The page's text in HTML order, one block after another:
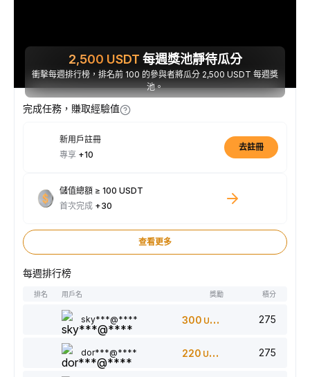
2,500 USDT 每週獎池靜待瓜分
衝擊每週排行榜，排名前 100 的參與者將瓜分 2,500 USDT 每週獎
池。
完成任務，賺取經驗值
新用戶註冊
專享 +10
去註冊
儲值總額 ≥ 100 USDT
首次完成 +30
查看更多
每週排行榜
排名 用戶名 獎勵 積分
sky***@**** 300 USDT 275
dor***@**** 220 USDT 275